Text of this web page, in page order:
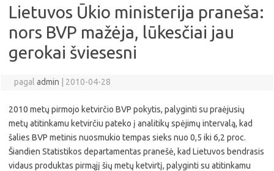
Lietuvos Ūkio ministerija praneša:
nors BVP mažėja, lūkesčiai jau
gerokai šviesesni
pagal admin 2010-04-28
2010 metų pirmojo ketvirčio BVP pokytis, palyginti su praėjusių
metų atitinkamu ketvirčiu pateko į analitikų spėjimų intervalą, kad
šalies BVP metinis nuosmukio tempas sieks nuo 0,5 iki 6,2 proc.
Šiandien Statistikos departamentas pranešė, kad Lietuvos bendrasis
vidaus produktas pirmąjį šių metų ketvirtį, palyginti su atitinkamu